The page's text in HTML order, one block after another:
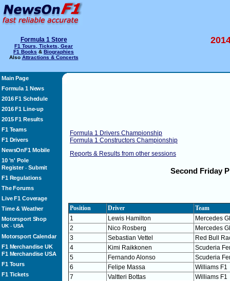
Formula 1 Store
F1 Tours, Tickets, Gear
F1 Books & Biographies
Also Attractions & Concerts
Main Page
Formula 1 News
2016 F1 Schedule
2016 F1 Line-up
2015 F1 Results
F1 Teams
F1 Drivers
NewsOnF1 Mobile
10 'n' Pole
Register- Submit
F1 Regulations
The Forums
Live F1 Coverage
Time & Weather
Motorsport Shop
UK- USA
Motorsport Calendar
F1 Merchandise UK
F1 Merchandise USA
F1 Tours
F1 Tickets
Formula 1 Drivers Championship
Formula 1 Constructors Championship
Reports & Results from other sessions
Second Friday
Position Driver
Team
1
Lewis Hamilton
Mercedes
2
Nico Rosberg
Mercedes
3
Sebastian Vettel
Red Bull
4
Kimi Raikkonen
Scuderia
5
Fernando Alonso
Scuderia
6
Felipe Massa
Williams F1
7
Valtteri Bottas
Williams F1